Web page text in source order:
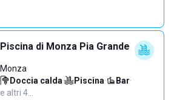
Piscina di Monza Pia Grande
Monza
Doccia calda· Piscina· Bar·
e altri 4…